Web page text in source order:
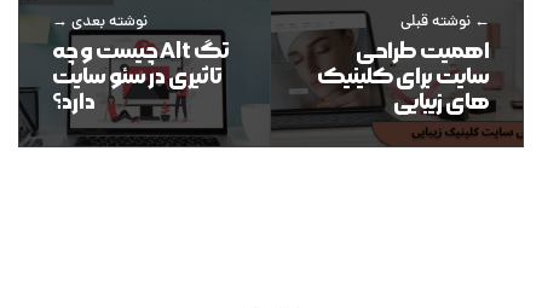
نوشته قبلی
اهمیت طراحی
سایت برای کلینیک
های زیبایی
نوشته بعدی
تگ Alt چیست و چه
تاثیری در سئو سایت
دارد؟